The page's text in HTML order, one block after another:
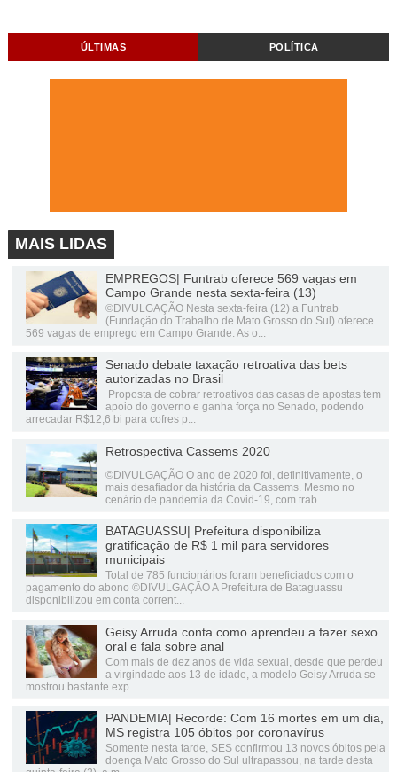
ÚLTIMAS POLÍTICA
MAIS LIDAS
EMPREGOS| Funtrab oferece 569 vagas em
Campo Grande nesta sexta-feira (13)
©DIVULGAÇÃO Nesta sexta-feira (12) a Funtrab
(Fundação do Trabalho de Mato Grosso do Sul) oferece
569 vagas de emprego em Campo Grande. As o...
Senado debate taxação retroativa das bets
autorizadas no Brasil
Proposta de cobrar retroativos das casas de apostas tem
apoio do governo e ganha força no Senado, podendo
arrecadar R$12,6 bi para cofres p...
Retrospectiva Cassems 2020
©DIVULGAÇÃO O ano de 2020 foi, definitivamente, o
mais desafiador da história da Cassems. Mesmo no
cenário de pandemia da Covid-19, com trab...
BATAGUASSU| Prefeitura disponibiliza
gratificação de R$ 1 mil para servidores
municipais
Total de 785 funcionários foram beneficiados com o
pagamento do abono ©DIVULGAÇÃO A Prefeitura de Bataguassu
disponibilizou em conta corrent...
Geisy Arruda conta como aprendeu a fazer sexo
oral e fala sobre anal
Com mais de dez anos de vida sexual, desde que perdeu
a virgindade aos 13 de idade, a modelo Geisy Arruda se
mostrou bastante exp...
PANDEMIA| Recorde: Com 16 mortes em um dia,
MS registra 105 óbitos por coronavírus
Somente nesta tarde, SES confirmou 13 novos óbitos pela
doença Mato Grosso do Sul ultrapassou, na tarde desta